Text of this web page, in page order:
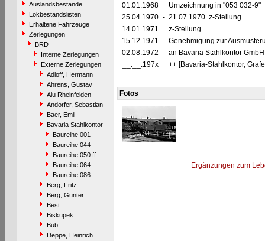
Auslandsbestände
Lokbestandslisten
Erhaltene Fahrzeuge
Zerlegungen
BRD
Interne Zerlegungen
Externe Zerlegungen
Adloff, Hermann
Ahrens, Gustav
Alu Rheinfelden
Andorfer, Sebastian
Baer, Emil
Bavaria Stahlkontor
Baureihe 001
Baureihe 044
Baureihe 050 ff
Baureihe 064
Baureihe 086
Berg, Fritz
Berg, Günter
Best
Biskupek
Bub
Deppe, Heinrich
01.01.1968
Umzeichnung in "053 032-9"
25.04.1970 - 21.07.1970 z-Stellung
14.01.1971
z-Stellung
15.12.1971
Genehmigung zur
02.08.1972
an Bavaria Stahlkontor
__.__.197x
++ [Bavaria-Stahlkontor,
Fotos
Ergänzungen zum